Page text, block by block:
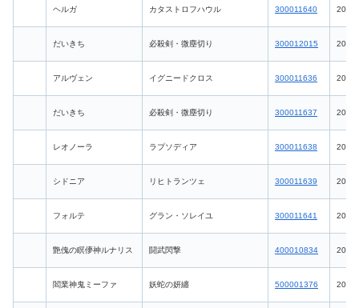
ヘルガ カタストロフハウル 300011640
だいきち 必殺剣・微塵切り 300012015
アルヴェン イグニードクロス 300011636
だいきち 必殺剣・微塵切り 300011637
レオノーラ ラプソディア 300011638
シドニア リヒトランツェ 300011639
フォルテ グラン・ソレイユ 300011641
艶傀の瞑儚神ルナリス 闘武閃撃 400010834
閻業神鬼ミーファ 妖蛇の妍纏 500001376